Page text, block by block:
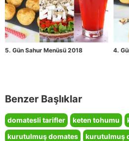
5. Gün Sahur Menüsü 2018 4.
Benzer Başlıklar
domatesli tarifler keten tohumu
kurutulmuş domates
kurutulmuş